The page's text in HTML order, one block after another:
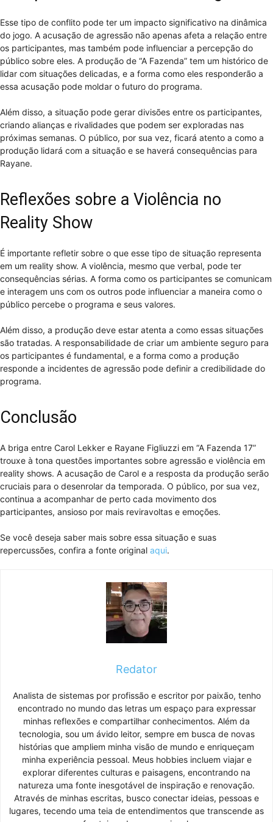
Esse tipo de conflito pode ter um impacto significativo na dinâmica
do jogo. A acusação de agressão não apenas afeta a relação entre
os participantes, mas também pode influenciar a percepção do
público sobre eles. A produção de “A Fazenda” tem um histórico de
lidar com situações delicadas, e a forma como eles responderão a
essa acusação pode moldar o futuro do programa.
Além disso, a situação pode gerar divisões entre os participantes,
criando alianças e rivalidades que podem ser exploradas nas
próximas semanas. O público, por sua vez, ficará atento a como a
produção lidará com a situação e se haverá consequências para
Rayane.
Reflexões sobre a Violência no
Reality Show
É importante refletir sobre o que esse tipo de situação representa
em um reality show. A violência, mesmo que verbal, pode ter
consequências sérias. A forma como os participantes se comunicam
e interagem uns com os outros pode influenciar a maneira como o
público percebe o programa e seus valores.
Além disso, a produção deve estar atenta a como essas situações
são tratadas. A responsabilidade de criar um ambiente seguro para
os participantes é fundamental, e a forma como a produção
responde a incidentes de agressão pode definir a credibilidade do
programa.
Conclusão
A briga entre Carol Lekker e Rayane Figliuzzi em “A Fazenda 17”
trouxe à tona questões importantes sobre agressão e violência em
reality shows. A acusação de Carol e a resposta da produção serão
cruciais para o desenrolar da temporada. O público, por sua vez,
continua a acompanhar de perto cada movimento dos
participantes, ansioso por mais reviravoltas e emoções.
Se você deseja saber mais sobre essa situação e suas
repercussões, confira a fonte original aqui.
Redator
Analista de sistemas por profissão e escritor por paixão, tenho
encontrado no mundo das letras um espaço para expressar
minhas reflexões e compartilhar conhecimentos. Além da
tecnologia, sou um ávido leitor, sempre em busca de novas
histórias que ampliem minha visão de mundo e enriqueçam
minha experiência pessoal. Meus hobbies incluem viajar e
explorar diferentes culturas e paisagens, encontrando na
natureza uma fonte inesgotável de inspiração e renovação.
Através de minhas escritas, busco conectar ideias, pessoas e
lugares, tecendo uma teia de entendimentos que transcende as